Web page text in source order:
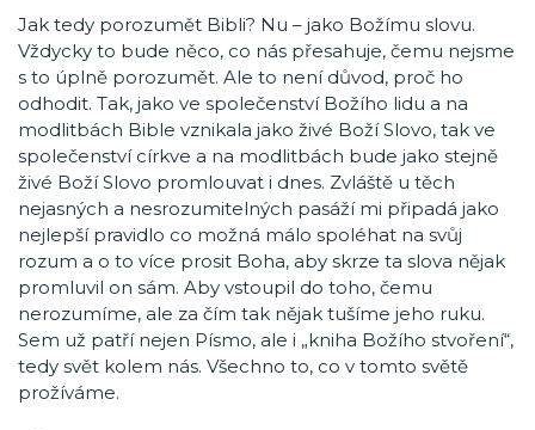
Jak tedy porozumět Bibli? Nu – jako Božímu slovu.
Vždycky to bude něco, co nás přesahuje, čemu nejsme
s to úplně porozumět. Ale to není důvod, proč ho
odhodit. Tak, jako ve společenství Božího lidu a na
modlitbách Bible vznikala jako živé Boží Slovo, tak ve
společenství církve a na modlitbách bude jako stejně
živé Boží Slovo promlouvat i dnes. Zvláště u těch
nejasných a nesrozumitelných pasáží mi připadá jako
nejlepší pravidlo co možná málo spoléhat na svůj
rozum a o to více prosit Boha, aby skrze ta slova nějak
promluvil on sám. Aby vstoupil do toho, čemu
nerozumíme, ale za čím tak nějak tušíme jeho ruku.
Sem už patří nejen Písmo, ale i „kniha Božího stvoření“,
tedy svět kolem nás. Všechno to, co v tomto světě
prožíváme.